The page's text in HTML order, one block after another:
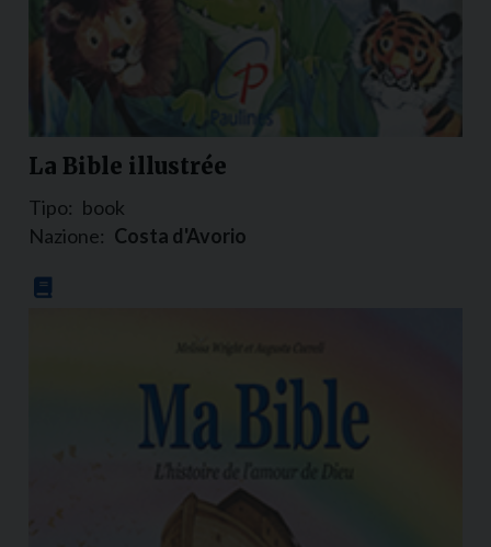
La Bible illustrée
Tipo: book
Nazione: Costa d'Avorio